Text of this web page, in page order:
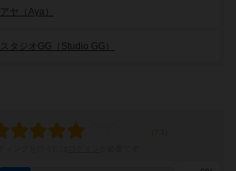
アヤ（Aya）
スタジオGG（Studio GG）